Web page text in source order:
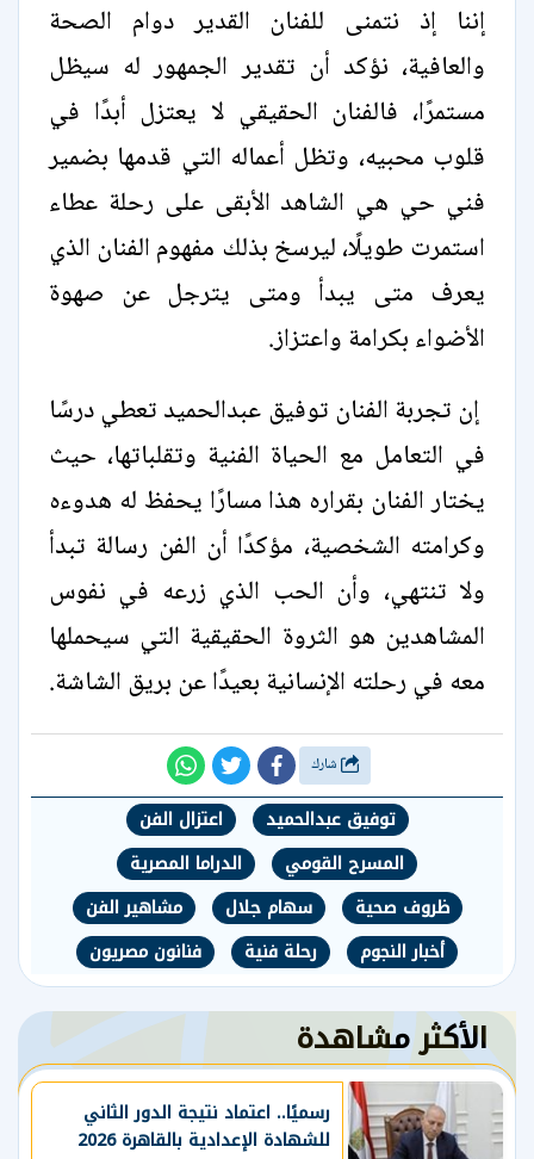
إننا إذ نتمنى للفنان القدير دوام الصحة
والعافية، نؤكد أن تقدير الجمهور له سيظل
مستمرًا، فالفنان الحقيقي لا يعتزل أبدًا في
قلوب محبيه، وتظل أعماله التي قدمها بضمير
فني حي هي الشاهد الأبقى على رحلة عطاء
استمرت طويلًا، ليرسخ بذلك مفهوم الفنان الذي
يعرف متى يبدأ ومتى يترجل عن صهوة
الأضواء بكرامة واعتزاز.
إن تجربة الفنان توفيق عبدالحميد تعطي درسًا
في التعامل مع الحياة الفنية وتقلباتها، حيث
يختار الفنان بقراره هذا مسارًا يحفظ له هدوءه
وكرامته الشخصية، مؤكدًا أن الفن رسالة تبدأ
ولا تنتهي، وأن الحب الذي زرعه في نفوس
المشاهدين هو الثروة الحقيقية التي سيحملها
معه في رحلته الإنسانية بعيدًا عن بريق الشاشة.
توفيق عبدالحميد
اعتزال الفن
المسرح القومي
الدراما المصرية
ظروف صحية
سهام جلال
مشاهير الفن
أخبار النجوم
رحلة فنية فنانون مصريون
الأكثر مشاهدة
رسميًا.. اعتماد نتيجة الدور الثاني
للشهادة الإعدادية بالقاهرة 2026